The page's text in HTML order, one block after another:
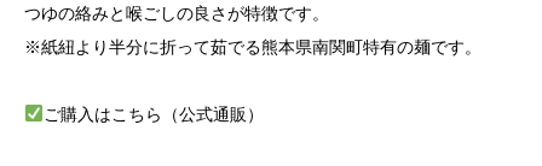
つゆの絡みと喉ごしの良さが特徴です。
※紙紐より半分に折って茹でる熊本県南関町特有の麺です。
ご購入はこちら（公式通販）